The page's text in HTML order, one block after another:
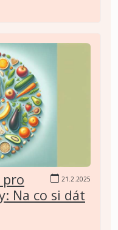
21.2.2025
Na co si dát